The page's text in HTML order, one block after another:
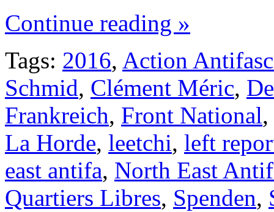
Continue reading »
Tags: 2016, Action
Schmid, Clément Méric,
Frankreich, Front National,
La Horde, leetchi, left
east antifa, North East
Quartiers Libres, Spenden,